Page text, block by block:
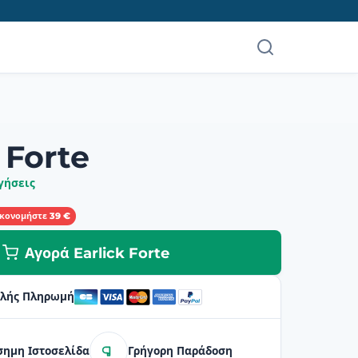
39 €
Αγορά Earlick Forte
Πληρωμή
Ιστοσελίδα Γρήγορη Παράδοση